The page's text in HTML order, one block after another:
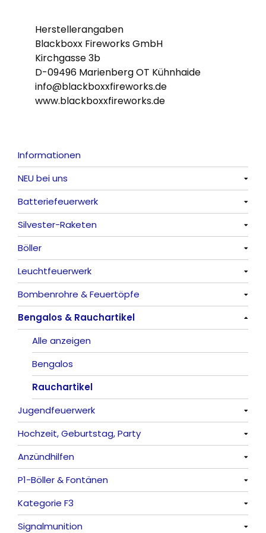
Herstellerangaben
Blackboxx Fireworks GmbH
Kirchgasse 3b
D-09496 Marienberg OT Kühnhaide
info@blackboxxfireworks.de
www.blackboxxfireworks.de
Informationen
NEU bei uns
Alle anzeigen
Batteriefeuerwerk
Alle anzeigen
Silvester-Raketen
Alle anzeigen
Böller
Alle anzeigen
China-Böller
Knaller / Kanonenschläge
Reibkopfknaller
Frösche, Pfeiffer
Leuchtfeuerwerk
Alle anzeigen
Vulkane
Fontänen
Sonnen
Feuervögel
Römische Lichter
Bombenrohre & Feuertöpfe
Alle anzeigen
Mit Rumms
Bezaubernde Effekte
Bengalos & Rauchartikel
Alle anzeigen
Bengalos
Rauchartikel
Jugendfeuerwerk
Alle anzeigen
Hochzeit, Geburtstag, Party
Alle anzeigen
Feuerschriften
Indoor-Fontänen
Herz- und Konfetti-Shooter
Anzündhilfen
Alle anzeigen
P1-Böller & Fontänen
Alle anzeigen
Kategorie F3
Alle anzeigen
Signalmunition